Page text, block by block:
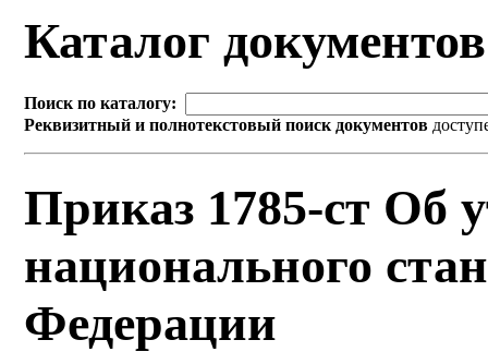
Каталог
Поиск по каталогу:
Реквизитный и полнотекстовый поиск документов
Приказ 1785-ст Об
национального
Федерации